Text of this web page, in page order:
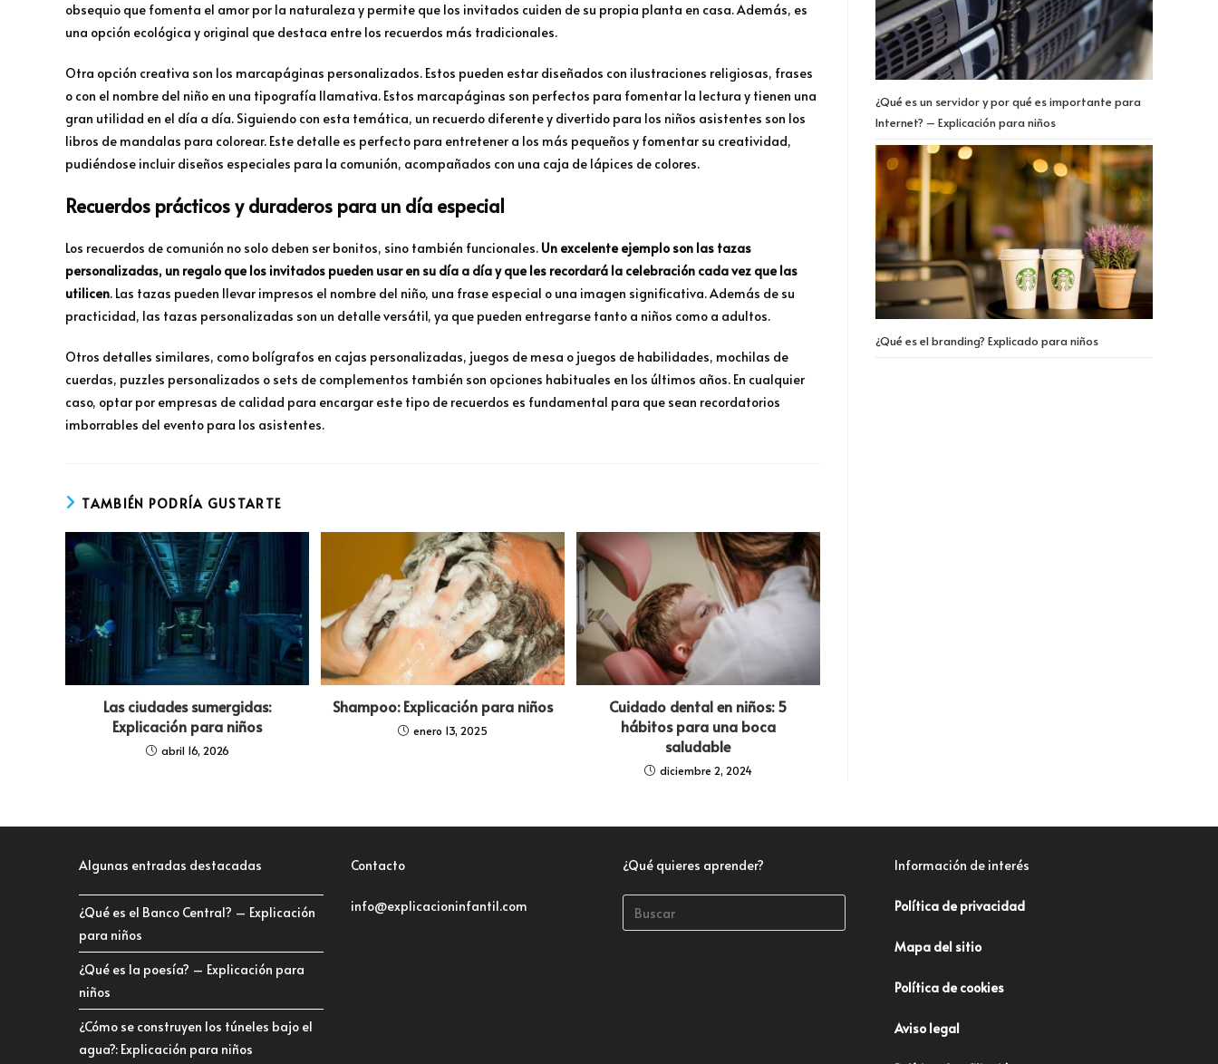
obsequio que fomenta el amor por la naturaleza y permite que los invitados cuiden de su propia planta en casa. Además, es
una opción ecológica y original que destaca entre los recuerdos más tradicionales.
Otra opción creativa son los marcapáginas personalizados. Estos pueden estar diseñados con ilustraciones religiosas, frases
o con el nombre del niño en una tipografía llamativa. Estos marcapáginas son perfectos para fomentar la lectura y tienen una
gran utilidad en el día a día. Siguiendo con esta temática, un recuerdo diferente y divertido para los niños asistentes son los
libros de mandalas para colorear. Este detalle es perfecto para entretener a los más pequeños y fomentar su creatividad,
pudiéndose incluir diseños especiales para la comunión, acompañados con una caja de lápices de colores.
Recuerdos prácticos y duraderos para un día especial
Los recuerdos de comunión no solo deben ser bonitos, sino también funcionales. Un excelente ejemplo son las tazas
personalizadas, un regalo que los invitados pueden usar en su día a día y que les recordará la celebración cada vez que las
utilicen. Las tazas pueden llevar impresos el nombre del niño, una frase especial o una imagen significativa. Además de su
practicidad, las tazas personalizadas son un detalle versátil, ya que pueden entregarse tanto a niños como a adultos.
Otros detalles similares, como bolígrafos en cajas personalizadas, juegos de mesa o juegos de habilidades, mochilas de
cuerdas, puzzles personalizados o sets de complementos también son opciones habituales en los últimos años. En cualquier
caso, optar por empresas de calidad para encargar este tipo de recuerdos es fundamental para que sean recordatorios
imborrables del evento para los asistentes.
TAMBIÉN PODRÍA GUSTARTE
Las ciudades sumergidas:
Explicación para niños
abril 16, 2026
Shampoo: Explicación para niños
enero 13, 2025
Cuidado dental en niños: 5
hábitos para una boca
saludable
diciembre 2, 2024
¿Qué es un servidor y por qué es importante para
Internet? – Explicación para niños
¿Qué es el branding? Explicado para niños
Algunas entradas destacadas
¿Qué es el Banco Central? – Explicación
para niños
¿Qué es la poesía? – Explicación para
niños
¿Cómo se construyen los túneles bajo el
agua?: Explicación para niños
Contacto
info@explicacioninfantil.com
¿Qué quieres aprender? Información de interés
Política de privacidad
Mapa del sitio
Política de cookies
Aviso legal